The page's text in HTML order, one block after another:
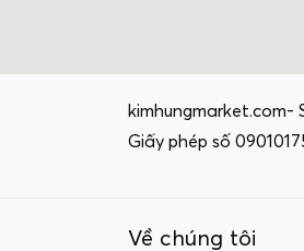
Giấy phép số
Về chúng tôi